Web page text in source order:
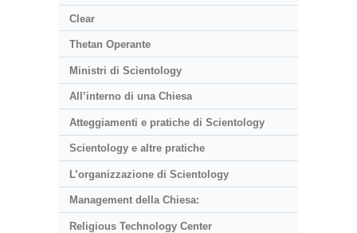
Clear
Thetan Operante
Ministri di Scientology
All’interno di una Chiesa
Atteggiamenti e pratiche di Scientology
Scientology e altre pratiche
L’organizzazione di Scientology
Management della Chiesa:
Religious Technology Center